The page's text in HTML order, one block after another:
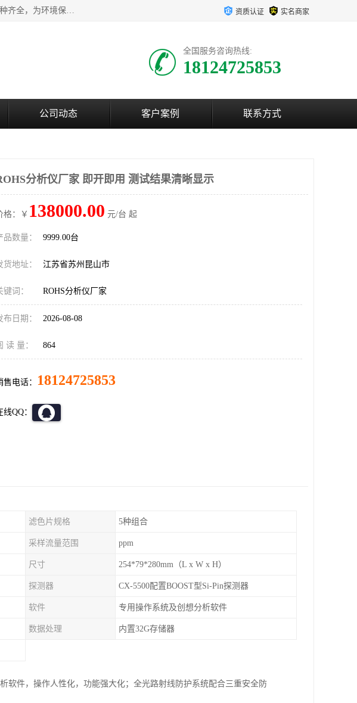
江苏天瑞仪器股份有限公司专业从事光谱、色谱、质谱等分析测试仪器及其软件的研发、生产和销售。产品品种齐全，为环境保护与安全、工业测试与分析及其它领域提供专业解决方案。 为客户提供更加先进的产品和更加满意的服务。 资质认证 实名商家
全国服务咨询热线:
18124725853
公司动态 客户案例 联系方式
分析仪厂家 即开即用 测试结果清晰显示
格：￥ 138000.00 元/台 起
品数量： 9999.00台
货地址： 江苏省苏州昆山市
键词： ROHS分析仪厂家
布日期： 2026-08-08
读 量： 864
售电话： 18124725853
线QQ：
滤色片规格 5种组合
采样流量范围 ppm
尺寸 254*79*280mm（L x W x H）
探测器 CX-5500配置BOOST型Si-Pin探测器
软件 专用操作系统及创想分析软件
数据处理 内置32G存储器
软件，操作人性化，功能强大化；全光路射线防护系统配合三重安全防